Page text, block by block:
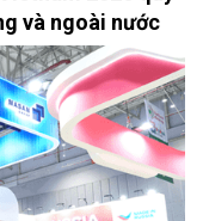
và ngoài nước